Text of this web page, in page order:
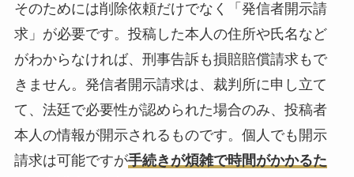
そのためには削除依頼だけでなく
「発信者開示請
求」 が必要です。投稿した本人の住所や氏名など
がわからなければ、刑事告訴も損賠賠償請求もで
きません。発信者開示請求は、裁判所に申し立て
て、法廷で必要性が認められた場合のみ、投稿者
本人の情報が開示されるものです。個人でも開示
請求は可能ですが手続きが煩雑で時間がかかるた